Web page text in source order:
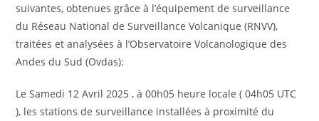
suivantes, obtenues grâce à l’équipement de surveillance
du Réseau National de Surveillance Volcanique (RNVV),
traitées et analysées à l’Observatoire Volcanologique des
Andes du Sud (Ovdas):
Le Samedi 12 Avril 2025 , à 00h05 heure locale ( 04h05 UTC
), les stations de surveillance installées à proximité du